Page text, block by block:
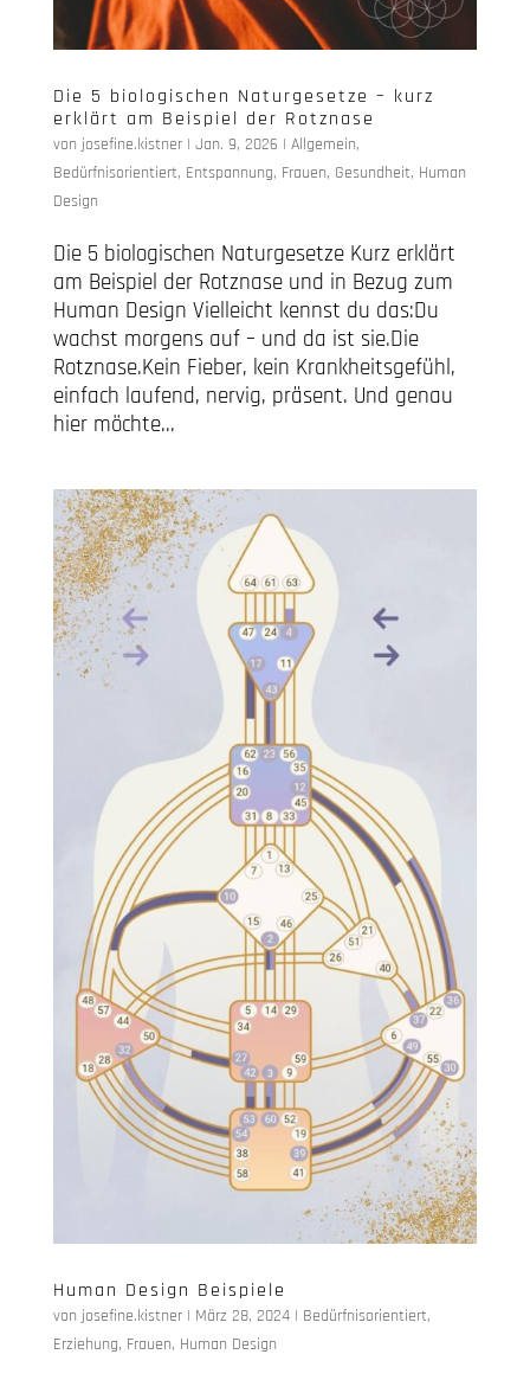
Die 5 biologischen Naturgesetze – kurz
erklärt am Beispiel der Rotznase
von josefine.kistner| Jan. 9, 2026 | Allgemein,
Bedürfnisorientiert, Entspannung, Frauen, Gesundheit, Human
Design
Die 5 biologischen Naturgesetze Kurz erklärt
am Beispiel der Rotznase und in Bezug zum
Human Design Vielleicht kennst du das:Du
wachst morgens auf – und da ist sie.Die
Rotznase.Kein Fieber, kein Krankheitsgefühl,
einfach laufend, nervig, präsent. Und genau
hier möchte...
Human Design Beispiele
von josefine.kistner| März 28, 2024| Bedürfnisorientiert,
Erziehung, Frauen, Human Design